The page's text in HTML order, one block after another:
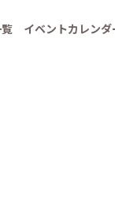
イベントカレンダ